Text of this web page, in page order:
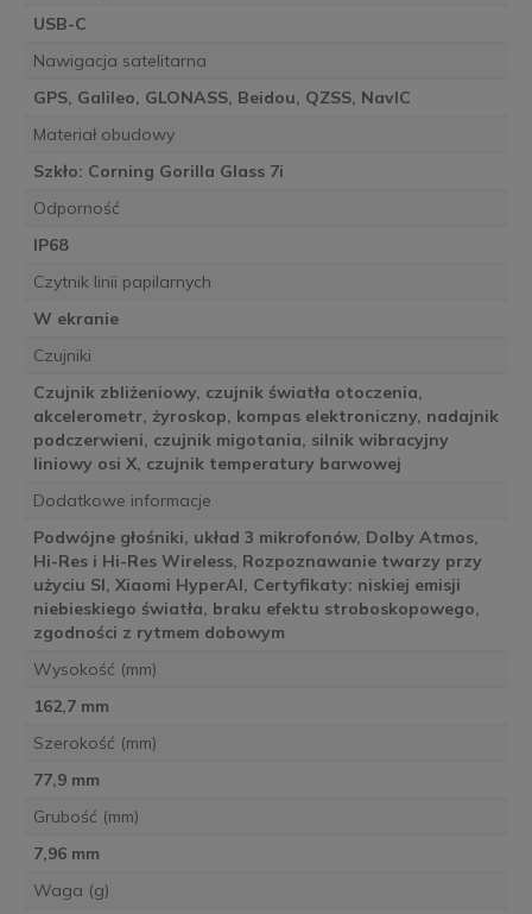
USB-C
Nawigacja satelitarna
GPS, Galileo, GLONASS, Beidou, QZSS, NavIC
Materiał obudowy
Szkło: Corning Gorilla Glass 7i
Odporność
IP68
Czytnik linii papilarnych
W ekranie
Czujniki
Czujnik zbliżeniowy, czujnik światła otoczenia,
akcelerometr, żyroskop, kompas elektroniczny, nadajnik
podczerwieni, czujnik migotania, silnik wibracyjny
liniowy osi X, czujnik temperatury barwowej
Dodatkowe informacje
Podwójne głośniki, układ 3 mikrofonów, Dolby Atmos,
Hi-Res i Hi-Res Wireless, Rozpoznawanie twarzy przy
użyciu SI, Xiaomi HyperAI, Certyfikaty: niskiej emisji
niebieskiego światła, braku efektu stroboskopowego,
zgodności z rytmem dobowym
Wysokość (mm)
162,7 mm
Szerokość (mm)
77,9 mm
Grubość (mm)
7,96 mm
Waga (g)